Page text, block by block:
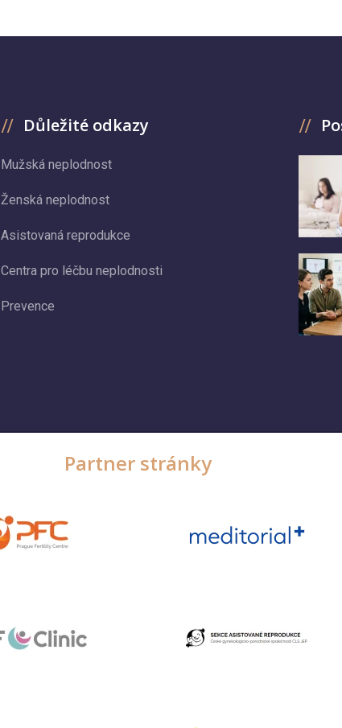
Důležité odkazy
Mužská neplodnost
Ženská neplodnost
Asistovaná reprodukce
Centra pro léčbu neplodnosti
Prevence
Partner stránky